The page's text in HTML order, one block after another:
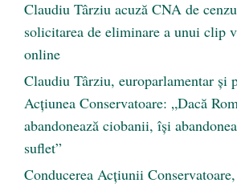
Claudiu Târziu acuză CNA de
solicitarea de eliminare a unui clip
online
Claudiu Târziu, europarlamentar și
Acțiunea Conservatoare: „Dacă
abandonează ciobanii, își
suflet”
Conducerea Acțiunii